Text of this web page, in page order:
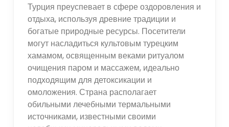
Турция преуспевает в сфере оздоровления и
отдыха, используя древние традиции и
богатые природные ресурсы. Посетители
могут насладиться культовым турецким
хамамом, освященным веками ритуалом
очищения паром и массажем, идеально
подходящим для детоксикации и
омоложения. Страна располагает
обильными лечебными термальными
источниками, известными своими